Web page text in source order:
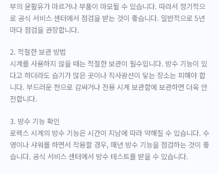
부의 윤활유가 마르거나 부품이 마모될 수 있습니다. 따라서 정기적으
로 공식 서비스 센터에서 점검을 받는 것이 좋습니다. 일반적으로 5년
마다 점검을 권장합니다.
2. 적절한 보관 방법
시계를 사용하지 않을 때는 적절한 보관이 필수입니다. 방수 기능이 있
다고 하더라도 습기가 많은 곳이나 직사광선이 닿는 장소는 피해야 합
니다. 부드러운 천으로 감싸거나 전용 시계 보관함에 보관하면 더욱 안
전합니다.
3. 방수 기능 확인
로렉스 시계의 방수 기능은 시간이 지남에 따라 약해질 수 있습니다. 수
영이나 샤워를 하면서 착용할 경우, 매년 방수 기능을 점검하는 것이 좋
습니다. 공식 서비스 센터에서 방수 테스트를 받을 수 있습니다.